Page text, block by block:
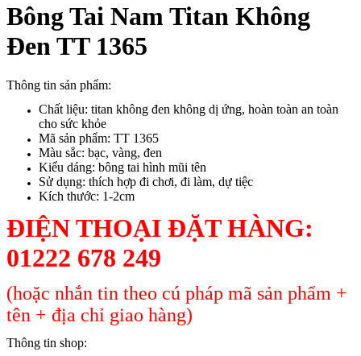
Bông Tai Nam Titan Không
Đen TT 1365
Thông tin sản phẩm:
Chất liệu: titan không đen không dị ứng, hoàn toàn an toàn
cho sức khỏe
Mã sản phẩm: TT 1365
Màu sắc: bạc, vàng, đen
Kiểu dáng: bông tai hình mũi tên
Sử dụng: thích hợp đi chơi, đi làm, dự tiệc
Kích thước: 1-2cm
ĐIỆN THOẠI ĐẶT HÀNG:
01222 678 249
(hoặc nhắn tin theo cú pháp mã sản phẩm +
tên + địa chỉ giao hàng)
Thông tin shop: